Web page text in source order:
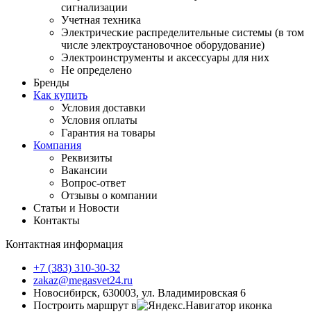
сигнализации
Учетная техника
Электрические распределительные системы (в том
числе электроустановочное оборудование)
Электроинструменты и аксессуары для них
Не определено
Бренды
Как купить
Условия доставки
Условия оплаты
Гарантия на товары
Компания
Реквизиты
Вакансии
Вопрос-ответ
Отзывы о компании
Статьи и Новости
Контакты
Контактная информация
+7 (383) 310-30-32
zakaz@megasvet24.ru
Новосибирск, 630003, ул. Владимировская 6
Построить маршрут в